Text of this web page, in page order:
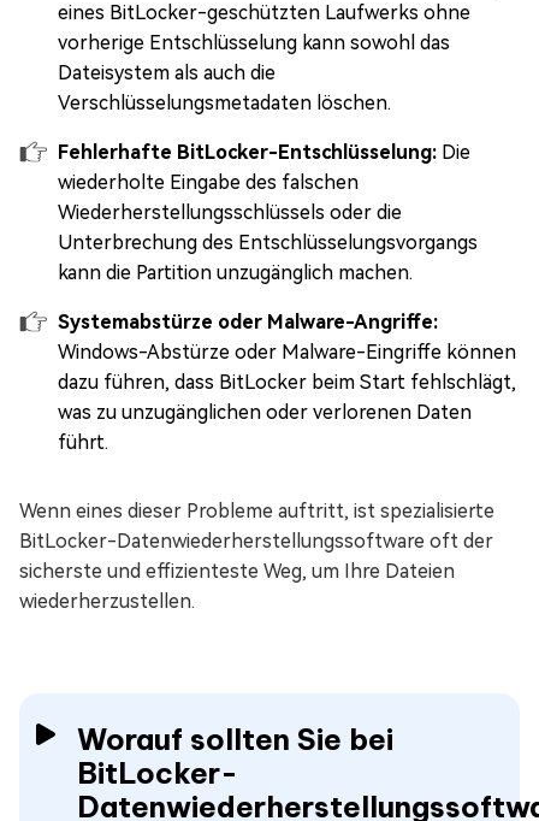
eines BitLocker-geschützten Laufwerks ohne
vorherige Entschlüsselung kann sowohl das
Dateisystem als auch die
Verschlüsselungsmetadaten löschen.
Fehlerhafte BitLocker-Entschlüsselung: Die
wiederholte Eingabe des falschen
Wiederherstellungsschlüssels oder die
Unterbrechung des Entschlüsselungsvorgangs
kann die Partition unzugänglich machen.
Systemabstürze oder Malware-Angriffe:
Windows-Abstürze oder Malware-Eingriffe können
dazu führen, dass BitLocker beim Start fehlschlägt,
was zu unzugänglichen oder verlorenen Daten
führt.
Wenn eines dieser Probleme auftritt, ist spezialisierte
BitLocker-Datenwiederherstellungssoftware oft der
sicherste und effizienteste Weg, um Ihre Dateien
wiederherzustellen.
Worauf sollten Sie bei
BitLocker-